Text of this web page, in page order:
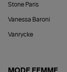
Stone Paris
Vanessa Baroni
Vanrycke